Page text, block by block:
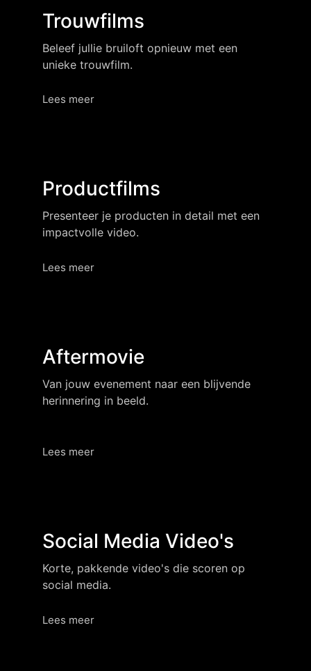
Trouwfilms
Beleef jullie bruiloft opnieuw met een
unieke trouwfilm.
Lees meer
Productfilms
Presenteer je producten in detail met een
impactvolle video.
Lees meer
Aftermovie
Van jouw evenement naar een blijvende
herinnering in beeld.
Lees meer
Social Media Video's
Korte, pakkende video's die scoren op
social media.
Lees meer